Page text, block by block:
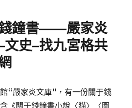
鐘書——嚴家炎
文史–找九宮格共
“嚴家炎文庫”，有一份關于錢
《關于錢鐘書小說〈貓〉〈圍